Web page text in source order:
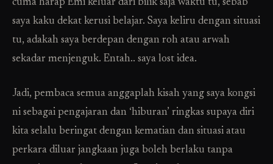
cuma harap Emi keluar dari bilik saja waktu tu, sebab
saya kaku dekat kerusi belajar. Saya keliru dengan situasi
tu, adakah saya berdepan dengan roh atau arwah
sekadar menjenguk. Entah.. saya lost idea.
Jadi, pembaca semua anggaplah kisah yang saya kongsi
ni sebagai pengajaran dan ‘hiburan’ ringkas supaya diri
kita selalu beringat dengan kematian dan situasi atau
perkara diluar jangkaan juga boleh berlaku tanpa